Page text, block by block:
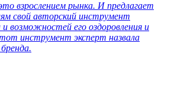
взрослением рынка. И предлагает
свой авторский инструмент
и возможностей его оздоровления и
инструмент эксперт назвала